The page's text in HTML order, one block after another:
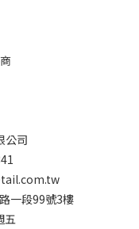
公司
一段99號3樓
五